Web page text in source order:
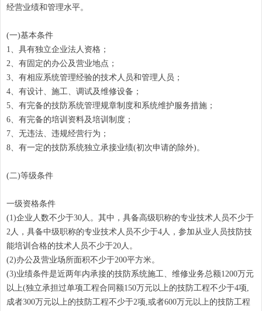
经营业绩和管理水平。
(一)基本条件
1、具有独立企业法人资格；
2、有固定的办公及营业地点；
3、有相应系统管理经验的技术人员和管理人员；
4、有设计、施工、调试及维修设备；
5、有完备的技防系统管理规章制度和系统维护服务措施；
6、有完备的培训资料及培训制度；
7、无违法、违规经营行为；
8、有一定的技防系统独立承接业绩(初次申请的除外)。
(二)等级条件
一级资格条件
(1)企业人数不少于30人。其中，具备高级职称的专业技术人员不少于
2人，具备中级职称的专业技术人员不少于4人，参加从业人员技防技
能培训合格的技术人员不少于20人。
(2)办公及营业场所面积不少于200平方米。
(3)业绩条件是近两年内承接的技防系统施工、维修业务总额1200万元
以上(独立承担过单项工程合同额150万元以上的技防工程不少于4项,
成者300万元以上的技防工程不少于2项,或者600万元以上的技防工程